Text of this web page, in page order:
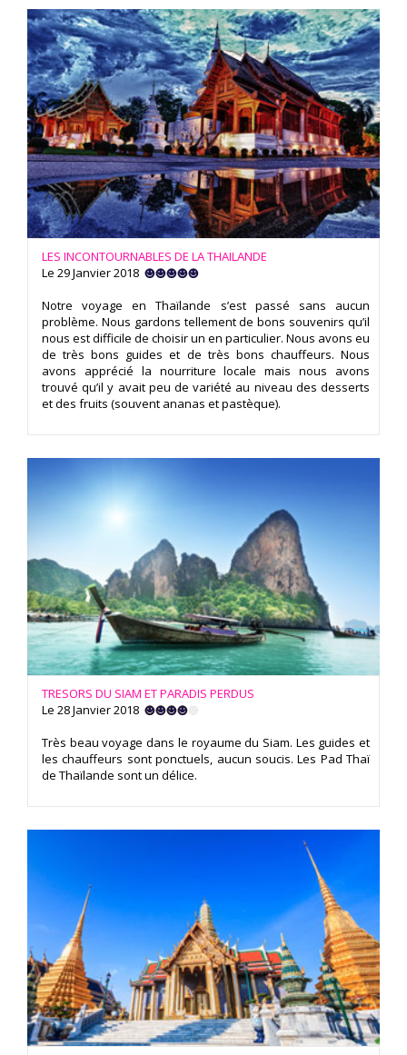
LES INCONTOURNABLES DE LA THAILANDE
Le 29 Janvier 2018
Notre voyage en Thaïlande s’est passé sans aucun
problème. Nous gardons tellement de bons souvenirs qu’il
nous est difficile de choisir un en particulier. Nous avons eu
de très bons guides et de très bons chauffeurs. Nous
avons apprécié la nourriture locale mais nous avons
trouvé qu’il y avait peu de variété au niveau des desserts
et des fruits (souvent ananas et pastèque).
TRESORS DU SIAM ET PARADIS PERDUS
Le 28 Janvier 2018
Très beau voyage dans le royaume du Siam. Les guides et
les chauffeurs sont ponctuels, aucun soucis. Les Pad Thaï
de Thaïlande sont un délice.